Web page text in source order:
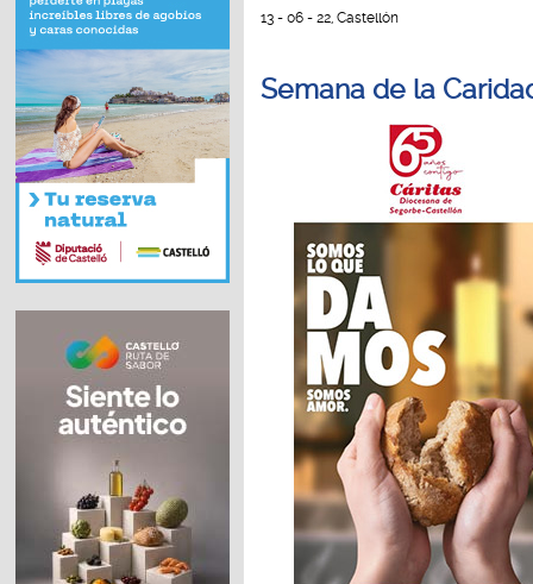
13 - 06 - 22, Castellón
Semana de la